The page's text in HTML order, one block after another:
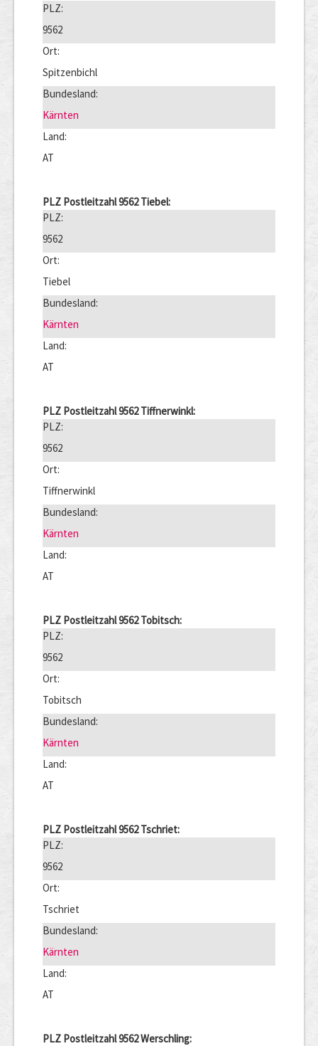
PLZ:
9562
Ort:
Spitzenbichl
Bundesland:
Kärnten
Land:
AT
PLZ Postleitzahl 9562 Tiebel:
PLZ:
9562
Ort:
Tiebel
Bundesland:
Kärnten
Land:
AT
PLZ Postleitzahl 9562 Tiffnerwinkl:
PLZ:
9562
Ort:
Tiffnerwinkl
Bundesland:
Kärnten
Land:
AT
PLZ Postleitzahl 9562 Tobitsch:
PLZ:
9562
Ort:
Tobitsch
Bundesland:
Kärnten
Land:
AT
PLZ Postleitzahl 9562 Tschriet:
PLZ:
9562
Ort:
Tschriet
Bundesland:
Kärnten
Land:
AT
PLZ Postleitzahl 9562 Werschling: